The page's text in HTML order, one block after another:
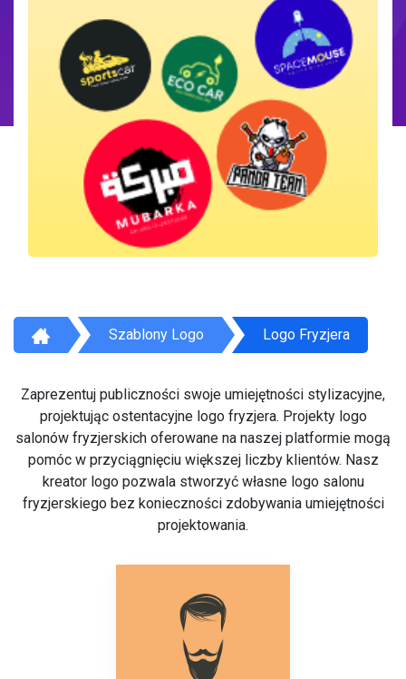
Szablony Logo Logo Fryzjera
Zaprezentuj publiczności swoje umiejętności stylizacyjne,
projektując ostentacyjne logo fryzjera. Projekty logo
salonów fryzjerskich oferowane na naszej platformie mogą
pomóc w przyciągnięciu większej liczby klientów. Nasz
kreator logo pozwala stworzyć własne logo salonu
fryzjerskiego bez konieczności zdobywania umiejętności
projektowania.